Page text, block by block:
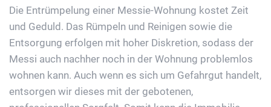
Die Entrümpelung einer Messie-Wohnung kostet Zeit
und Geduld. Das Rümpeln und Reinigen sowie die
Entsorgung erfolgen mit hoher Diskretion, sodass der
Messi auch nachher noch in der Wohnung problemlos
wohnen kann. Auch wenn es sich um Gefahrgut handelt,
entsorgen wir dieses mit der gebotenen,